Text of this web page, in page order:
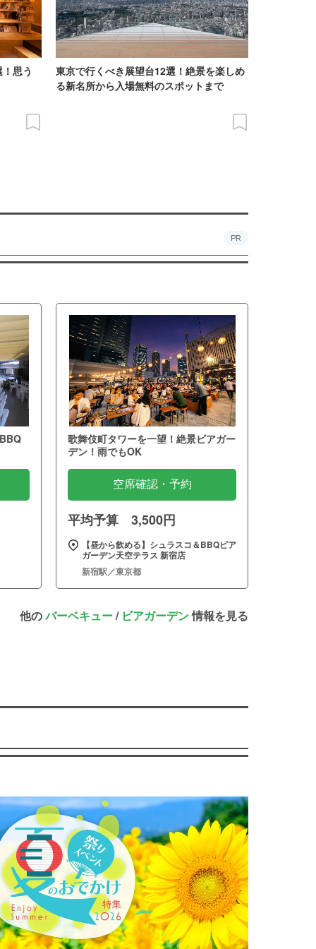
思う
東京で行くべき展望台12選！絶景を楽しめ
る新名所から入場無料のスポットまで
PR
歌舞伎町タワーを一望！絶景ビアガー
デン！雨でもOK
空席確認・予約
平均予算 3,500円
【昼から飲める】シュラスコ＆BBQビア
ガーデン天空テラス 新宿店
新宿駅／東京都
他のバーベキュー/ ビアガーデン情報を見る